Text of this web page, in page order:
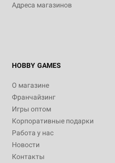
Адреса магазинов
HOBBY GAMES
О магазине
Франчайзинг
Игры оптом
Корпоративные подарки
Работа у нас
Новости
Контакты